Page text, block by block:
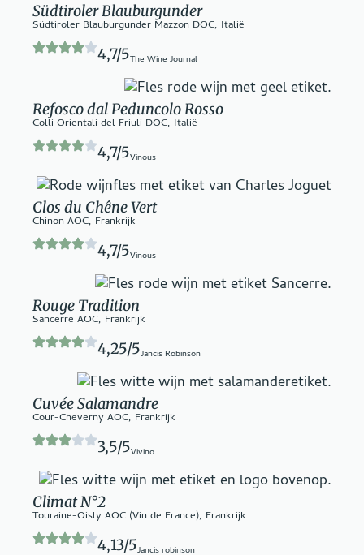
Südtiroler Blauburgunder
Südtiroler Blauburgunder Mazzon DOC, Italië
4,7/5The Wine Journal
Refosco dal Peduncolo Rosso
Colli Orientali del Friuli DOC, Italië
4,7/5Vinous
Clos du Chêne Vert
Chinon AOC, Frankrijk
4,7/5Vinous
Rouge Tradition
Sancerre AOC, Frankrijk
4,25/5Jancis Robinson
Cuvée Salamandre
Cour-Cheverny AOC, Frankrijk
3,5/5Vivino
Climat N°2
Touraine-Oisly AOC (Vin de France), Frankrijk
4,13/5Jancis robinson